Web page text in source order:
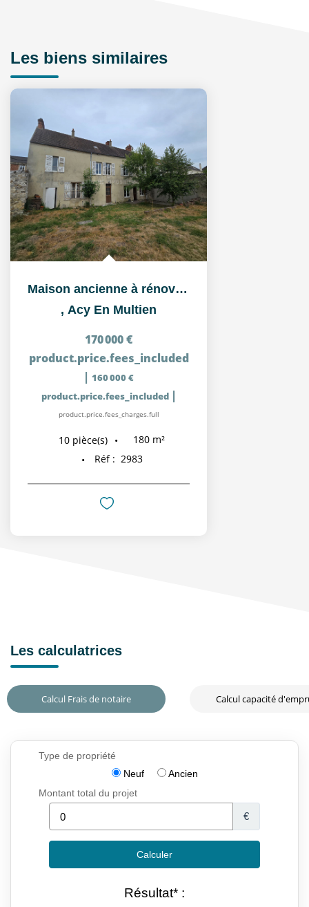
Les biens similaires
Maison ancienne à rénover à Acy-en-Multien (60620) - Grand...
, Acy En Multien
170 000 €
product.price.fees_included
| 160 000 €
product.price.fees_included |
product.price.fees_charges.full
10 pièce(s) 180 m²
Réf : 2983
Les calculatrices
Calcul Frais de notaire Calcul capacité